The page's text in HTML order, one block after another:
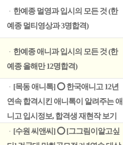
ㆍ 한예종 멀영과 입시의 모든 것 (한
예종 멀티영상과 3명합격)
ㆍ 한예종 애니과 입시의 모든 것 (한
예종 올해만 12명합격)
ㆍ [목동 애니톡] ⭕ 한국애니고 12년
연속 합격시킨 애니톡이 알려주는 애
니고 입시정보, 합격생 재현작 보기
ㆍ [수원 씨앤씨] ⭕ [그그림이알고싶